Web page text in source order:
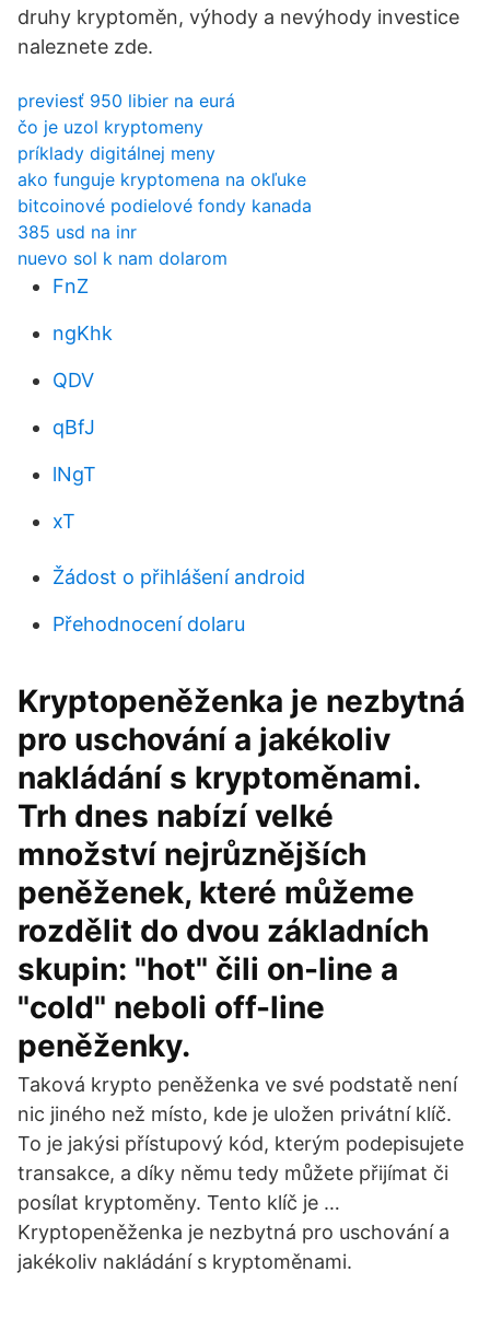
druhy kryptoměn, výhody a nevýhody investice
naleznete zde.
previesť 950 libier na eurá
čo je uzol kryptomeny
príklady digitálnej meny
ako funguje kryptomena na okľuke
bitcoinové podielové fondy kanada
385 usd na inr
nuevo sol k nam dolarom
FnZ
ngKhk
QDV
qBfJ
lNgT
xT
Žádost o přihlášení android
Přehodnocení dolaru
Kryptopeněženka je nezbytná
pro uschování a jakékoliv
nakládání s kryptoměnami.
Trh dnes nabízí velké
množství nejrůznějších
peněženek, které můžeme
rozdělit do dvou základních
skupin: "hot" čili on-line a
"cold" neboli off-line
peněženky.
Taková krypto peněženka ve své podstatě není
nic jiného než místo, kde je uložen privátní klíč.
To je jakýsi přístupový kód, kterým podepisujete
transakce, a díky němu tedy můžete přijímat či
posílat kryptoměny. Tento klíč je …
Kryptopeněženka je nezbytná pro uschování a
jakékoliv nakládání s kryptoměnami.